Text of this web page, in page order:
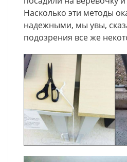
Насколько эти методы
надежными, мы увы,
подозрения все же